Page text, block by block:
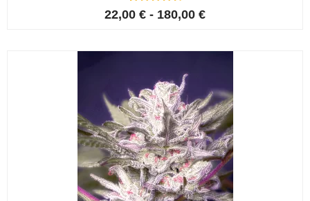
Gewaardeer
gebaseerd
6
22,00 € - 180,00 €